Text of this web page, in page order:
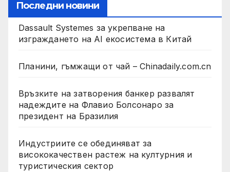
Последни новини
Dassault Systemes за укрепване на
изграждането на AI екосистема в Китай
Планини, гъмжащи от чай – Chinadaily.com.cn
Връзките на затворения банкер развалят
надеждите на Флавио Болсонаро за
президент на Бразилия
Индустриите се обединяват за
висококачествен растеж на културния и
туристическия сектор